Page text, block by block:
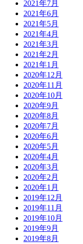
2021年7月
2021年6月
2021年5月
2021年4月
2021年3月
2021年2月
2021年1月
2020年12月
2020年11月
2020年10月
2020年9月
2020年8月
2020年7月
2020年6月
2020年5月
2020年4月
2020年3月
2020年2月
2020年1月
2019年12月
2019年11月
2019年10月
2019年9月
2019年8月